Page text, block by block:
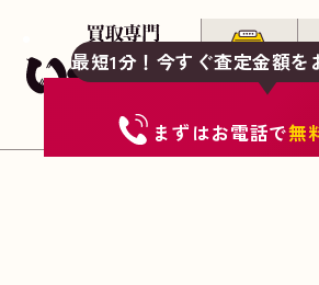
最短1分！今すぐ査定金額を
まずはお電話で無